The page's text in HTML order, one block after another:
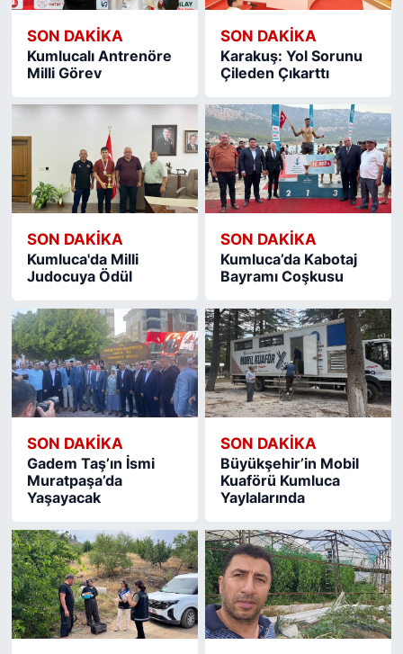
SON DAKIKA
Kumlucalı Antrenöre
Milli Görev
SON DAKIKA
Karakuş: Yol Sorunu
Çileden Çıkarttı
SON DAKIKA
Kumluca'da Milli
Judocuya Ödül
SON DAKIKA
Kumluca’da Kabotaj
Bayramı Coşkusu
SON DAKIKA
Gadem Taş’ın İsmi
Muratpaşa’da
Yaşayacak
SON DAKIKA
Büyükşehir’in Mobil
Kuaförü Kumluca
Yaylalarında